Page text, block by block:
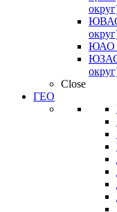
ЮВАО
ЮАО
ЮЗАО
Close
ГЕО